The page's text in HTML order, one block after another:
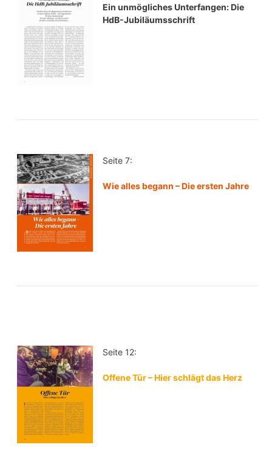
Ein unmögliches Unterfangen: Die
HdB-Jubiläumsschrift
Seite 7:
Wie alles begann – Die ersten Jahre
Seite 12:
Offene Tür – Hier schlägt das Herz